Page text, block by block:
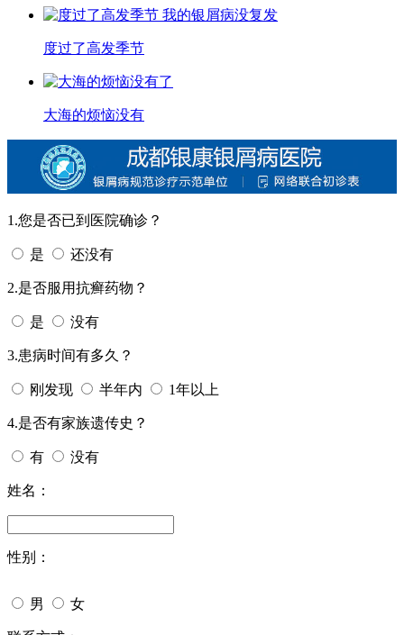
度过了高发季节
大海的烦恼没有
1.您是否已到医院确诊？
是 还没有
2.是否服用抗癣药物？
是 没有
3.患病时间有多久？
刚发现 半年内 1年以上
4.是否有家族遗传史？
有 没有
姓名：
性别：
男 女